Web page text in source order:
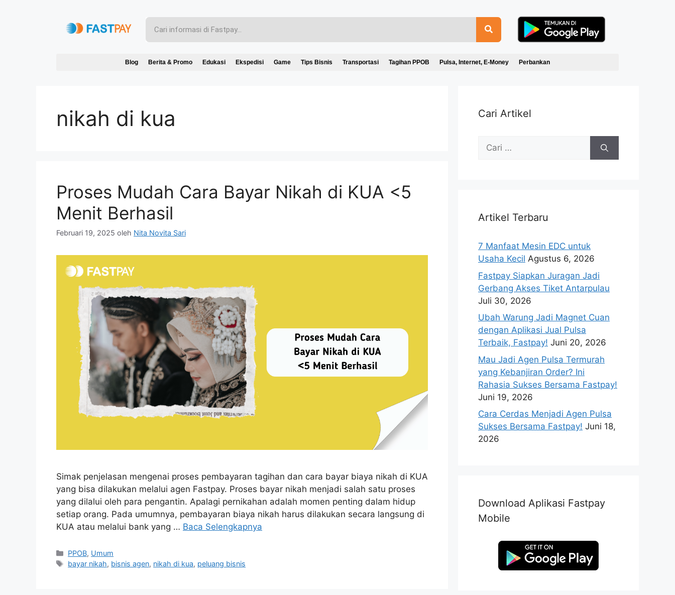
Blog Berita & Promo Edukasi Ekspedisi Game Tips Bisnis Transportasi Tagihan PPOB Pulsa, Internet, E-Money Perbankan
nikah di kua
Proses Mudah Cara Bayar Nikah di KUA <5
Menit Berhasil
Februari 19, 2025 oleh Nita Novita Sari
Simak penjelasan mengenai proses pembayaran tagihan dan cara bayar biaya nikah di KUA
yang bisa dilakukan melalui agen Fastpay. Proses bayar nikah menjadi salah satu proses
yang dilalui oleh para pengantin. Apalagi pernikahan adalah momen penting dalam hidup
setiap orang. Pada umumnya, pembayaran biaya nikah harus dilakukan secara langsung di
KUA atau melalui bank yang … Baca Selengkapnya
PPOB, Umum
bayar nikah, bisnis agen, nikah di kua, peluang bisnis
Cari Artikel
Artikel Terbaru
7 Manfaat Mesin EDC untuk
Usaha Kecil Agustus 6, 2026
Fastpay Siapkan Juragan Jadi
Gerbang Akses Tiket Antarpulau
Juli 30, 2026
Ubah Warung Jadi Magnet Cuan
dengan Aplikasi Jual Pulsa
Terbaik, Fastpay! Juni 20, 2026
Mau Jadi Agen Pulsa Termurah
yang Kebanjiran Order? Ini
Rahasia Sukses Bersama Fastpay!
Juni 19, 2026
Cara Cerdas Menjadi Agen Pulsa
Sukses Bersama Fastpay! Juni 18,
2026
Download Aplikasi Fastpay
Mobile